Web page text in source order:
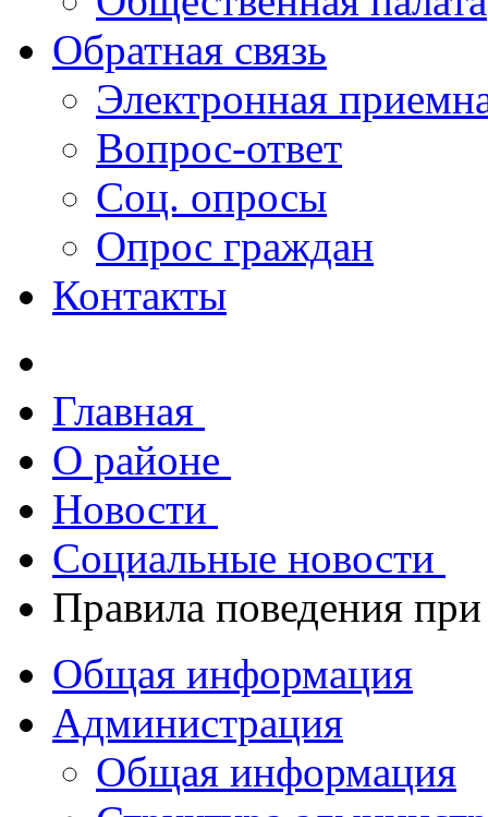
Обратная связь
Электронная
Вопрос-ответ
Соц. опросы
Опрос граждан
Контакты
Главная
О районе
Новости
Социальные новости
Правила поведения
Общая информация
Администрация
Общая информация